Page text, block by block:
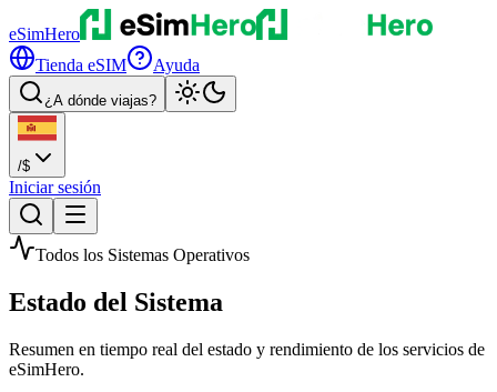
eSimHero
Tienda eSIM
Ayuda
¿A dónde viajas?
/$
Iniciar sesión
Todos los Sistemas Operativos
Estado del Sistema
Resumen en tiempo real del estado y rendimiento de los servicios de
eSimHero.